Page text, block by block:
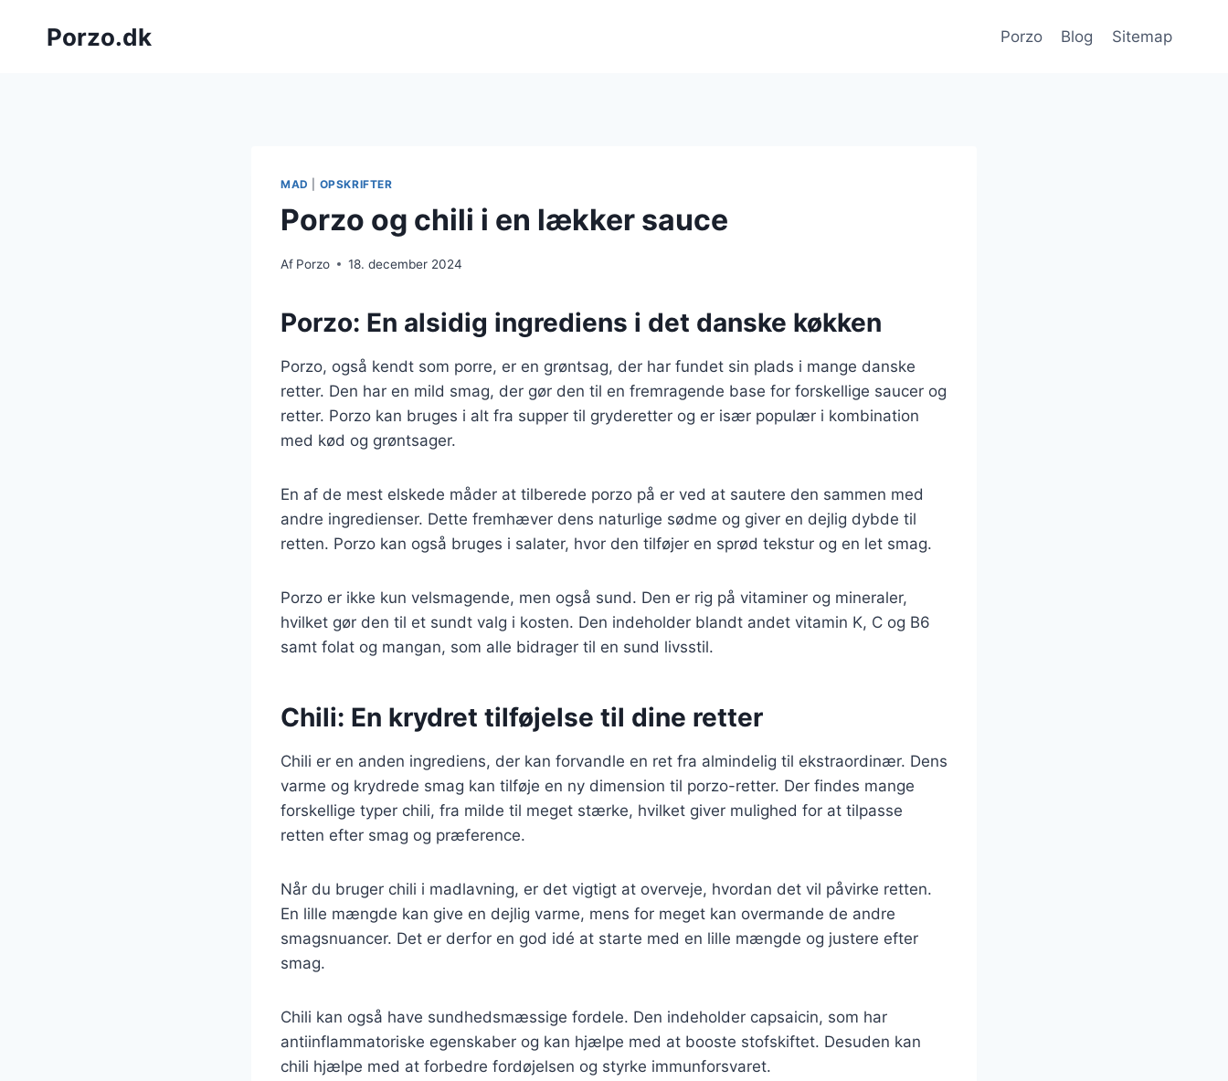
Porzo.dk Porzo Blog Sitemap
MAD OPSKRIFTER
Porzo og chili i en lækker sauce
Af Porzo 18. december 2024
Porzo: En alsidig ingrediens i det danske køkken
Porzo, også kendt som porre, er en grøntsag, der har fundet sin plads i mange danske
retter. Den har en mild smag, der gør den til en fremragende base for forskellige saucer og
retter. Porzo kan bruges i alt fra supper til gryderetter og er især populær i kombination
med kød og grøntsager.
En af de mest elskede måder at tilberede porzo på er ved at sautere den sammen med
andre ingredienser. Dette fremhæver dens naturlige sødme og giver en dejlig dybde til
retten. Porzo kan også bruges i salater, hvor den tilføjer en sprød tekstur og en let smag.
Porzo er ikke kun velsmagende, men også sund. Den er rig på vitaminer og mineraler,
hvilket gør den til et sundt valg i kosten. Den indeholder blandt andet vitamin K, C og B6
samt folat og mangan, som alle bidrager til en sund livsstil.
Chili: En krydret tilføjelse til dine retter
Chili er en anden ingrediens, der kan forvandle en ret fra almindelig til ekstraordinær. Dens
varme og krydrede smag kan tilføje en ny dimension til porzo-retter. Der findes mange
forskellige typer chili, fra milde til meget stærke, hvilket giver mulighed for at tilpasse
retten efter smag og præference.
Når du bruger chili i madlavning, er det vigtigt at overveje, hvordan det vil påvirke retten.
En lille mængde kan give en dejlig varme, mens for meget kan overmande de andre
smagsnuancer. Det er derfor en god idé at starte med en lille mængde og justere efter
smag.
Chili kan også have sundhedsmæssige fordele. Den indeholder capsaicin, som har
antiinflammatoriske egenskaber og kan hjælpe med at booste stofskiftet. Desuden kan
chili hjælpe med at forbedre fordøjelsen og styrke immunforsvaret.